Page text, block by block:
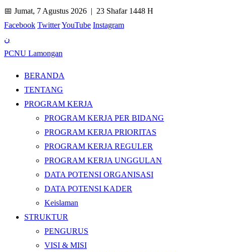
📅 Jumat, 7 Agustus 2026 | 23 Shafar 1448 H
Facebook TwitterYouTube Instagram
ن
PCNU Lamongan
BERANDA
TENTANG
PROGRAM KERJA
PROGRAM KERJA PER BIDANG
PROGRAM KERJA PRIORITAS
PROGRAM KERJA REGULER
PROGRAM KERJA UNGGULAN
DATA POTENSI ORGANISASI
DATA POTENSI KADER
Keislaman
STRUKTUR
PENGURUS
VISI & MISI